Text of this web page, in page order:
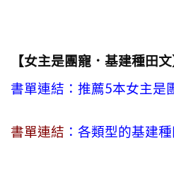
【女主是團寵．基建種田文
書單連結：推薦5本女主是
書單連結 ：各類型的基建